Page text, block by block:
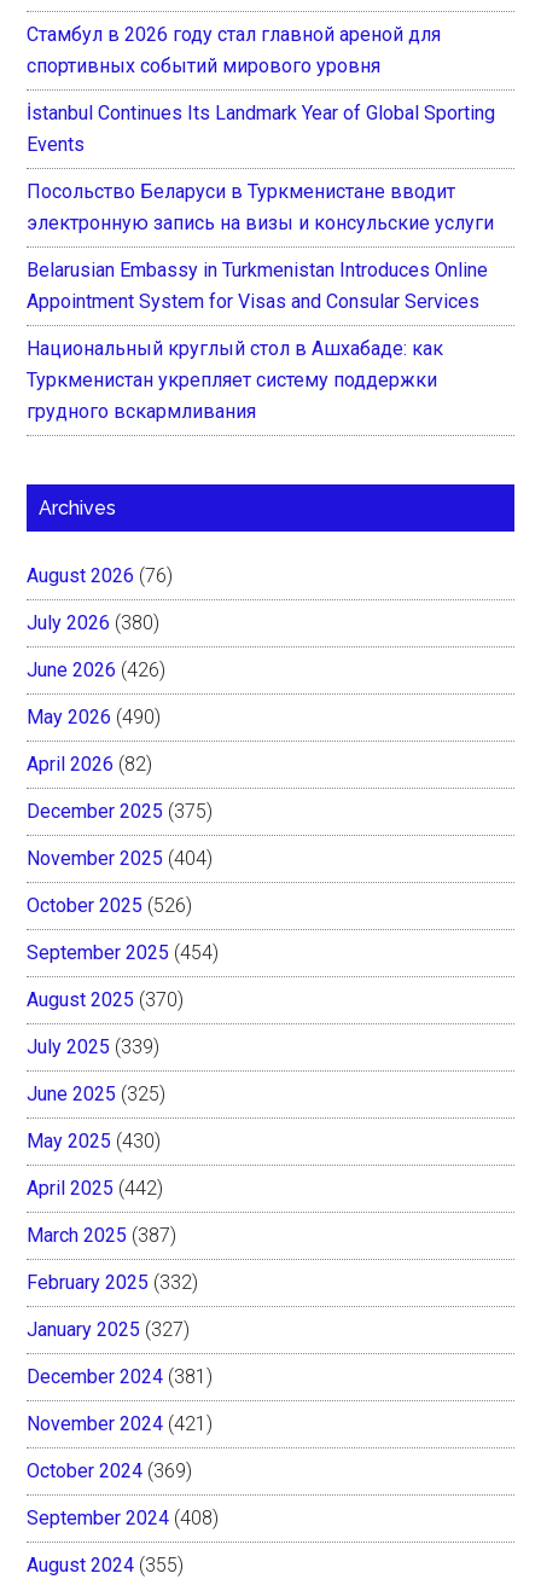
Стамбул в 2026 году стал главной ареной для
спортивных событий мирового уровня
İstanbul Continues Its Landmark Year of Global Sporting
Events
Посольство Беларуси в Туркменистане вводит
электронную запись на визы и консульские услуги
Belarusian Embassy in Turkmenistan Introduces Online
Appointment System for Visas and Consular Services
Национальный круглый стол в Ашхабаде: как
Туркменистан укрепляет систему поддержки
грудного вскармливания
Archives
August 2026 (76)
July 2026 (380)
June 2026 (426)
May 2026 (490)
April 2026 (82)
December 2025 (375)
November 2025 (404)
October 2025 (526)
September 2025 (454)
August 2025 (370)
July 2025 (339)
June 2025 (325)
May 2025 (430)
April 2025 (442)
March 2025 (387)
February 2025 (332)
January 2025 (327)
December 2024 (381)
November 2024 (421)
October 2024 (369)
September 2024 (408)
August 2024 (355)